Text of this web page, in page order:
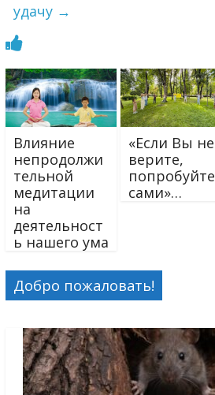
удачу →
Влияние
непродолжи
тельной
медитации
на
деятельност
ь нашего ума
«Если Вы не
верите,
попробуйте
сами»…
Добро пожаловать!